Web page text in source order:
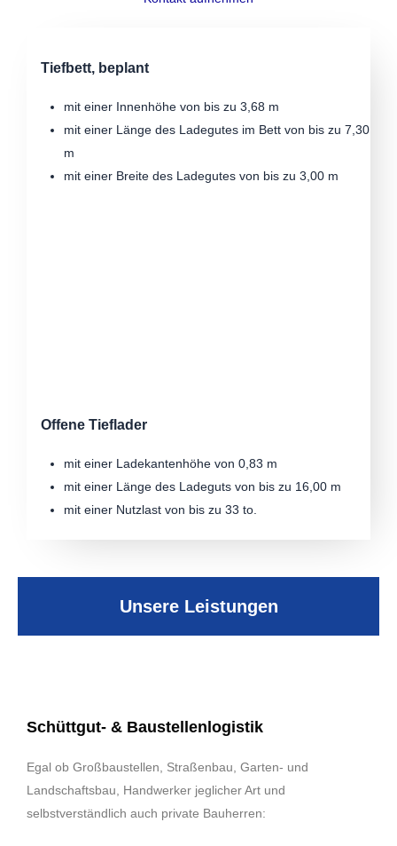
Tiefbett, beplant
mit einer Innenhöhe von bis zu 3,68 m
mit einer Länge des Ladegutes im Bett von bis zu 7,30
m
mit einer Breite des Ladegutes von bis zu 3,00 m
Offene Tieflader
mit einer Ladekantenhöhe von 0,83 m
mit einer Länge des Ladeguts von bis zu 16,00 m
mit einer Nutzlast von bis zu 33 to.
Unsere Leistungen
Schüttgut- & Baustellenlogistik
Egal ob Großbaustellen, Straßenbau, Garten- und
Landschaftsbau, Handwerker jeglicher Art und
selbstverständlich auch private Bauherren: